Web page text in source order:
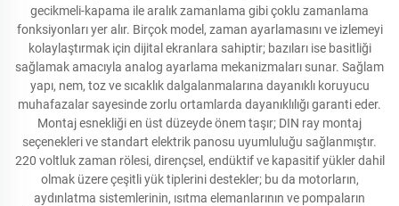
gecikmeli-kapama ile aralık zamanlama gibi çoklu zamanlama
fonksiyonları yer alır. Birçok model, zaman ayarlamasını ve izlemeyi
kolaylaştırmak için dijital ekranlara sahiptir; bazıları ise basitliği
sağlamak amacıyla analog ayarlama mekanizmaları sunar. Sağlam
yapı, nem, toz ve sıcaklık dalgalanmalarına dayanıklı koruyucu
muhafazalar sayesinde zorlu ortamlarda dayanıklılığı garanti eder.
Montaj esnekliği en üst düzeyde önem taşır; DIN ray montaj
seçenekleri ve standart elektrik panosu uyumluluğu sağlanmıştır.
220 voltluk zaman rölesi, dirençsel, endüktif ve kapasitif yükler dahil
olmak üzere çeşitli yük tiplerini destekler; bu da motorların,
aydınlatma sistemlerinin, ısıtma elemanlarının ve pompaların